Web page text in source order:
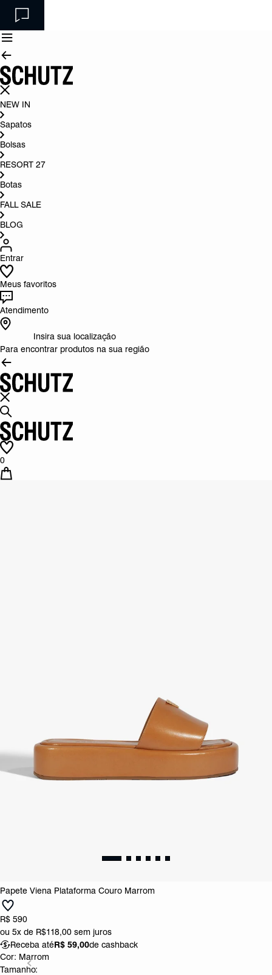
NEW IN
Sapatos
Bolsas
RESORT 27
Botas
FALL SALE
BLOG
Entrar
Meus favoritos
Atendimento
Insira sua localização
Para encontrar produtos na sua região
0
Papete Viena Plataforma Couro Marrom
R$ 590
ou 5x de R$118,00 sem juros
Receba atéR$ 59,00de cashback
Cor: Marrom
Tamanho: